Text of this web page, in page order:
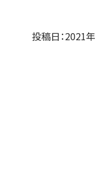
投稿日：2021